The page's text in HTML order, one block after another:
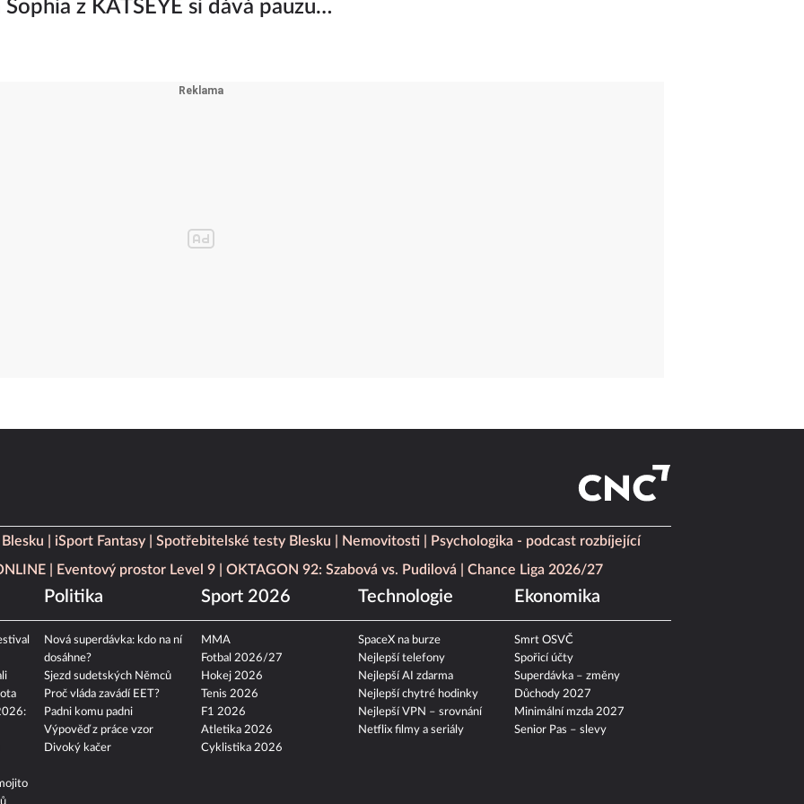
z KATSEYE si dává pauzu
iSport Fantasy Spotřebitelské testy Blesku Nemovitosti
Psychologika - podcast rozbíjející
Eventový prostor Level 9 OKTAGON 92: Szabová vs. Pudilová Chance Liga 2026/27
Politika
Nová superdávka: kdo na ní
dosáhne?
Sjezd sudetských Němců
Proč vláda zavádí EET?
Padni komu padni
Výpověď z práce vzor
Divoký kačer
Sport 2026
MMA
Fotbal 2026/27
Hokej 2026
Tenis 2026
F1 2026
Atletika 2026
Cyklistika 2026
Technologie
SpaceX na burze
Nejlepší telefony
Nejlepší AI zdarma
Nejlepší chytré hodinky
Nejlepší VPN – srovnání
Netflix filmy a seriály
Ekonomika
Smrt OSVČ
Spořicí účty
Superdávka – změny
Důchody 2027
Minimální mzda 2027
Senior Pas – slevy